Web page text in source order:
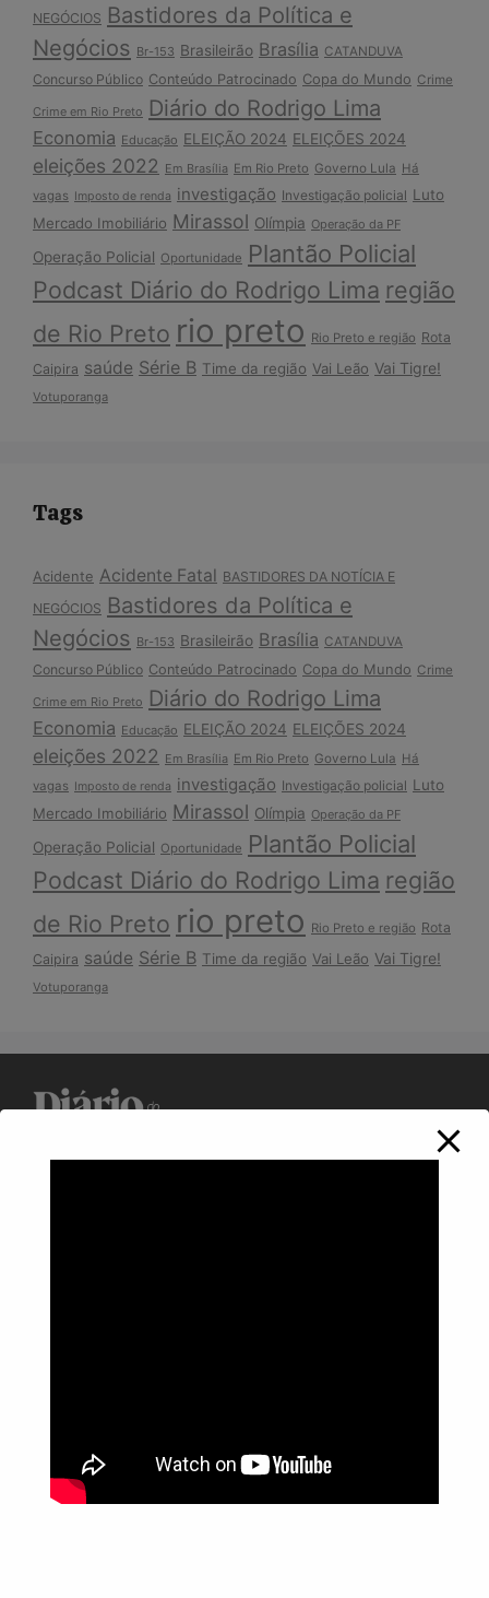
NEGÓCIOS Bastidores da Política e
Negócios Br-153 Brasileirão Brasília CATANDUVA
Concurso Público Conteúdo Patrocinado Copa do Mundo Crime
Crime em Rio Preto Diário do Rodrigo Lima
Economia Educação ELEIÇÃO 2024 ELEIÇÕES 2024
eleições 2022 Em Brasília Em Rio Preto Governo Lula Há
vagas Imposto de renda investigação Investigação policial Luto
Mercado Imobiliário Mirassol Olímpia Operação da PF
Operação Policial Oportunidade Plantão Policial
Podcast Diário do Rodrigo Lima região
de Rio Preto rio preto Rio Preto e região Rota
Caipira saúde Série B Time da região Vai Leão Vai Tigre!
Votuporanga
Tags
Acidente Acidente Fatal BASTIDORES DA NOTÍCIA E
NEGÓCIOS Bastidores da Política e
Negócios Br-153 Brasileirão Brasília CATANDUVA
Concurso Público Conteúdo Patrocinado Copa do Mundo Crime
Crime em Rio Preto Diário do Rodrigo Lima
Economia Educação ELEIÇÃO 2024 ELEIÇÕES 2024
eleições 2022 Em Brasília Em Rio Preto Governo Lula Há
vagas Imposto de renda investigação Investigação policial Luto
Mercado Imobiliário Mirassol Olímpia Operação da PF
Operação Policial Oportunidade Plantão Policial
Podcast Diário do Rodrigo Lima região
de Rio Preto rio preto Rio Preto e região Rota
Caipira saúde Série B Time da região Vai Leão Vai Tigre!
Votuporanga
WhatsApp: (17) 99268-0565